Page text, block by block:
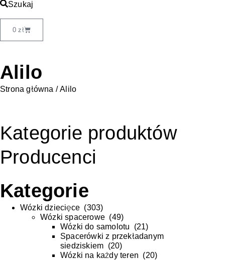
Szukaj
0zł
Alilo
Strona główna / Alilo
Kategorie produktów
Producenci
Kategorie
Wózki dziecięce (303)
Wózki spacerowe (49)
Wózki do samolotu (21)
Spacerówki z przekładanym
siedziskiem (20)
Wózki na każdy teren (20)